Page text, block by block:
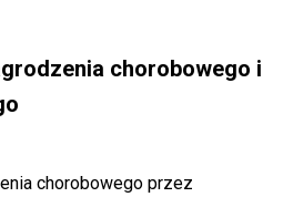
chorobowego i
chorobowego przez